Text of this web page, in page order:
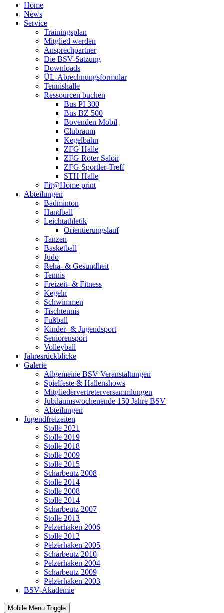
Home
News
Service
Trainingsplan
Mitglied werden
Ansprechpartner
Die BSV-Satzung
Downloads
ÜL-Abrechnungsformular
Tennishalle
Ressourcen buchen
Bus PI 300
Bus BZ 500
Bovenden Mobil
Clubraum
Kegelbahn
ZFG Halle
ZFG Roter Salon
ZFG Sportler-Treff
STH Halle
Fit@Home print
Abteilungen
Badminton
Handball
Leichtathletik
Orientierungslauf
Tanzen
Basketball
Judo
Reha- & Gesundheit
Tennis
Freizeit- & Fitness
Kegeln
Schwimmen
Tischtennis
Fußball
Kinder- & Jugendsport
Seniorensport
Volleyball
Jahresrückblicke
Galerie
Allgemeine BSV Veranstaltungen
Spielfeste & Hallenshows
Mitgliedervertreterversammlungen
Jubiläumswochenende 150 Jahre BSV
Abteilungen
Jugendfreizeiten
Stolle 2021
Stolle 2019
Stolle 2018
Stolle 2009
Stolle 2015
Scharbeutz 2008
Stolle 2014
Stolle 2008
Stolle 2014
Scharbeutz 2007
Stolle 2013
Pelzerhaken 2006
Stolle 2012
Pelzerhaken 2005
Scharbeutz 2010
Pelzerhaken 2004
Scharbeutz 2009
Pelzerhaken 2003
BSV-Akademie
Mobile Menu Toggle